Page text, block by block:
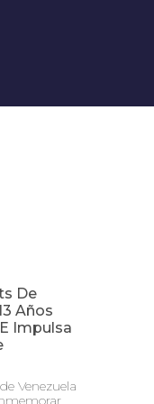
De
Años
Impulsa
Venezuela